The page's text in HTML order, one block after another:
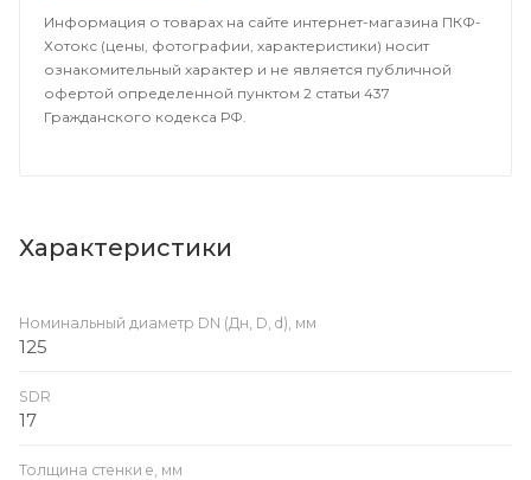
Информация о товарах на сайте интернет-магазина ПКФ-
Хотокс (цены, фотографии, характеристики) носит
ознакомительный характер и не является публичной
офертой определенной пунктом 2 статьи 437
Гражданского кодекса РФ.
Характеристики
Номинальный диаметр DN (Дн, D, d), мм
125
SDR
17
Толщина стенки e, мм